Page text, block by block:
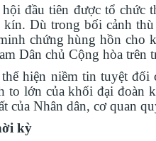
đầu tiên được tổ chức
Dù trong bối cảnh
chứng hùng hồn cho
Dân chủ Cộng hòa trên
hiện niềm tin tuyệt
to lớn của khối đại đoàn
của Nhân dân, cơ quan
kỳ